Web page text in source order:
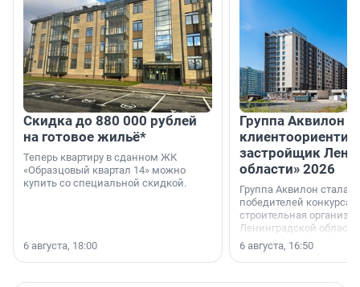
Скидка до 880 000 рублей
на готовое жильё*
Теперь квартиру в сданном ЖК
«Образцовый квартал 14» можно
купить со специальной скидкой.
6 августа, 18:00
Группа Аквилон
застройщик
области» 2026
Группа Аквилон стала
победителей конкурса
строительная
Ленинградской области
номинации «Самый
застройщик
6 августа, 16:50